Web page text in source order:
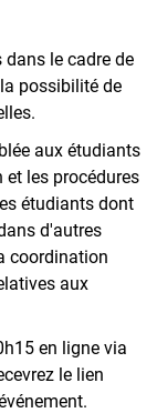
dans le cadre de
possibilité de
aux étudiants
et les procédures
étudiants dont
d'autres
coordination
aux
en ligne via
le lien